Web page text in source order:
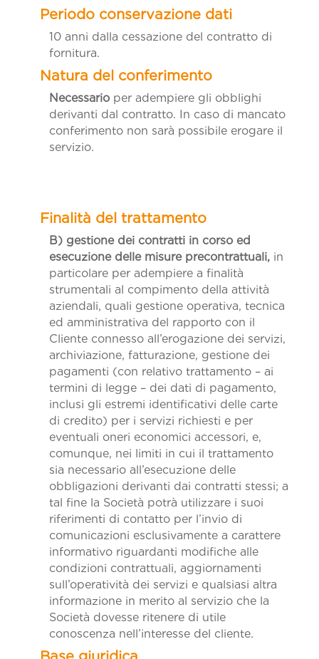
10 anni dalla cessazione del contratto di
fornitura.
Necessarioper adempiere gli obblighi
derivanti dal contratto. In caso di mancato
conferimento non sarà possibile erogare il
servizio.
B) gestione dei contratti in corso ed
esecuzione delle misure precontrattuali, in
particolare per adempiere a finalità
strumentali al compimento della attività
aziendali, quali gestione operativa, tecnica
ed amministrativa del rapporto con il
Cliente connesso all’erogazione dei servizi,
archiviazione, fatturazione, gestione dei
pagamenti (con relativo trattamento – ai
termini di legge – dei dati di pagamento,
inclusi gli estremi identificativi delle carte
di credito) per i servizi richiesti e per
eventuali oneri economici accessori, e,
comunque, nei limiti in cui il trattamento
sia necessario all’esecuzione delle
obbligazioni derivanti dai contratti stessi; a
tal fine la Società potrà utilizzare i suoi
riferimenti di contatto per l’invio di
comunicazioni esclusivamente a carattere
informativo riguardanti modifiche alle
condizioni contrattuali, aggiornamenti
sull’operatività dei servizi e qualsiasi altra
informazione in merito al servizio che la
Società dovesse ritenere di utile
conoscenza nell’interesse del cliente.